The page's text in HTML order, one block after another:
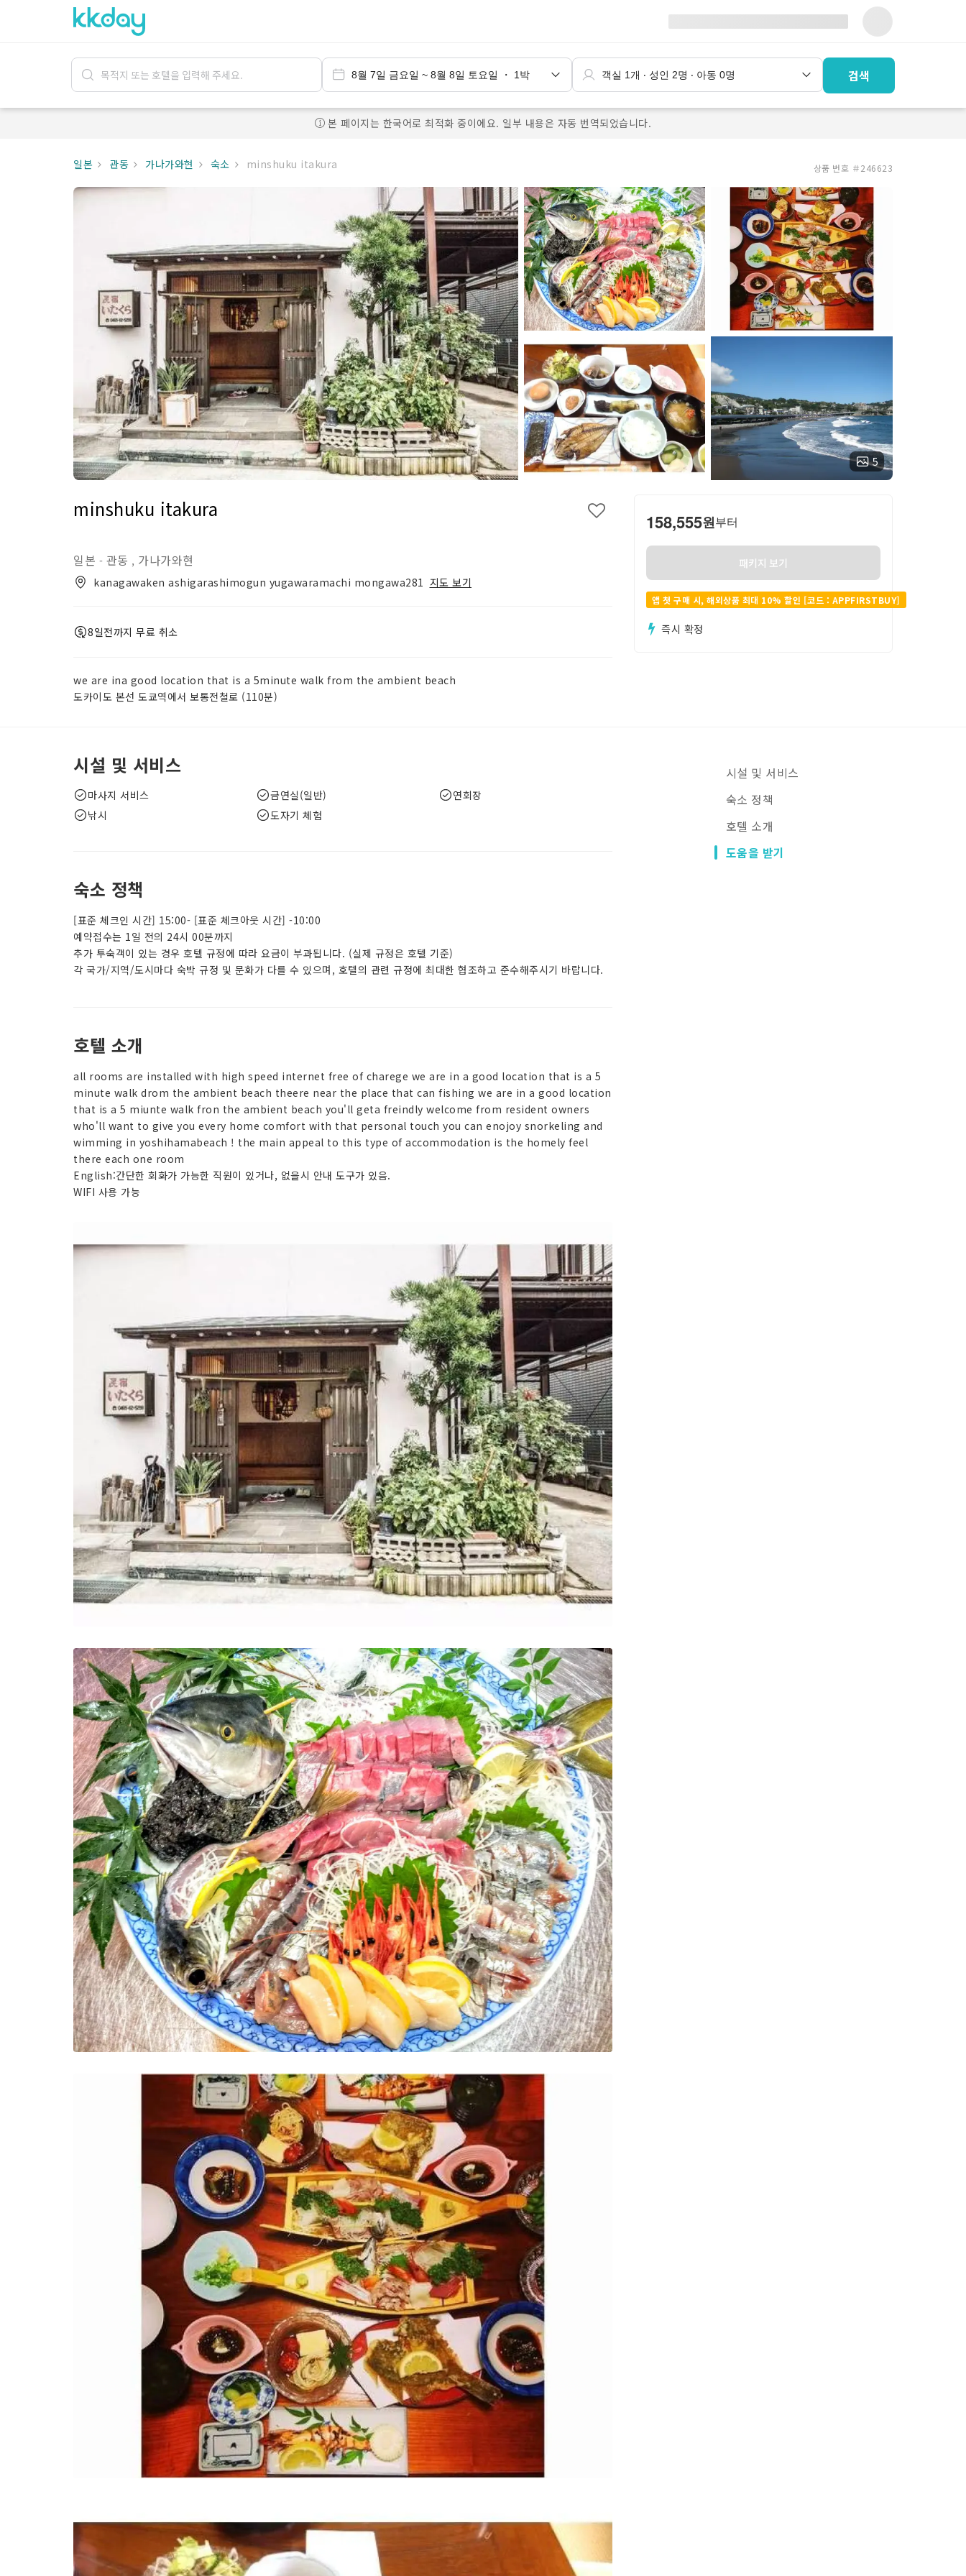
검색
본 페이지는 한국어로 최적화 중이에요. 일부 내용은 자동 번역되었습니다.
일본 관동 가나가와현 숙소 minshuku itakura 상품 번호 ＃246623
5
minshuku itakura
일본 - 관동 , 가나가와현
kanagawaken ashigarashimogun yugawaramachi mongawa281 지도 보기
8일전까지 무료 취소
we are ina good location that is a 5minute walk from the ambient beach
도카이도 본선 도쿄역에서 보통전철로 (110분)
원
158,555 부터
패키지 보기
앱 첫 구매 시, 해외상품 최대 10% 할인 [코드 : APPFIRSTBUY]
즉시 확정
시설 및 서비스
마사지 서비스 금연실(일반)
연회장
낚시
도자기 체험
숙소 정책
[표준 체크인 시간] 15:00- [표준 체크아웃 시간] -10:00
예약접수는 1일 전의 24시 00분까지
추가 투숙객이 있는 경우 호텔 규정에 따라 요금이 부과됩니다. (실제 규정은 호텔 기준)
각 국가/지역/도시마다 숙박 규정 및 문화가 다를 수 있으며, 호텔의 관련 규정에 최대한 협조하고 준수해주시기 바랍니다.
호텔 소개
all rooms are installed with high speed internet free of charege we are in a good location that is a 5
minute walk drom the ambient beach theere near the place that can fishing we are in a good location
that is a 5 miunte walk fron the ambient beach you'll geta freindly welcome from resident owners
who'll want to give you every home comfort with that personal touch you can enojoy snorkeling and
wimming in yoshihamabeach ! the main appeal to this type of accommodation is the homely feel
there each one room
English:간단한 회화가 가능한 직원이 있거나, 없을시 안내 도구가 있음.
WIFI 사용 가능
시설 및 서비스
숙소 정책
호텔 소개
도움을 받기